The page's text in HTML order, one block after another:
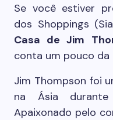
Se você estiver
dos Shoppings
Casa de Jim
conta um pouco da
Jim Thompson foi
na Ásia
Apaixonado pelo